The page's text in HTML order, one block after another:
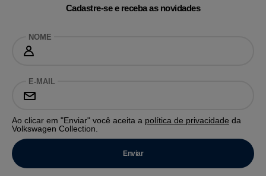
Cadastre-se e receba as novidades
NOME
E-MAIL
Ao clicar em "Enviar" você aceita a política de privacidade da
Volkswagen Collection.